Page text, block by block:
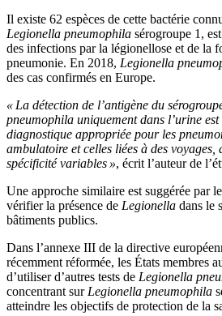
Il existe 62 espèces de cette bactérie
Legionella pneumophila sérogroupe 1,
des infections par la légionellose et de la
pneumonie. En 2018, Legionella
des cas confirmés en Europe.
« La détection de l’antigène du
pneumophila uniquement dans l’urine
diagnostique appropriée pour les
ambulatoire et celles liées à des voyages,
spécificité variables », écrit l’auteur de
Une approche similaire est suggérée par
vérifier la présence de Legionella dans le
bâtiments publics.
Dans l’annexe III de la directive
récemment réformée, les États membres
d’utiliser d’autres tests de Legionella
concentrant sur Legionella pneumophila
atteindre les objectifs de protection de la